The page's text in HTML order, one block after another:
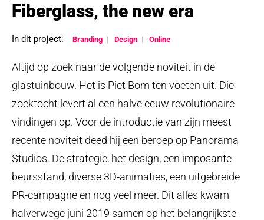
Step
up
your
game Get in touch
Fiberglass, the new era
In dit project: Branding Design Online
Altijd op zoek naar de volgende noviteit in de
glastuinbouw. Het is Piet Bom ten voeten uit. Die
zoektocht levert al een halve eeuw revolutionaire
vindingen op. Voor de introductie van zijn meest
recente noviteit deed hij een beroep op Panorama
Studios. De strategie, het design, een imposante
beursstand, diverse 3D-animaties, een uitgebreide
PR-campagne en nog veel meer. Dit alles kwam
halverwege juni 2019 samen op het belangrijkste